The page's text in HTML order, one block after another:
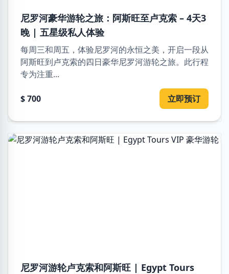
尼罗河豪华游轮之旅：阿斯旺至卢克索 – 4天3
晚 | 五星级私人体验
每周三和周五，体验尼罗河的永恒之美，开启一段从
阿斯旺到卢克索的四日豪华尼罗河游轮之旅。此行程
专为注重...
$ 700 立即预订
尼罗河游轮卢克索和阿斯旺 | Egypt Tours